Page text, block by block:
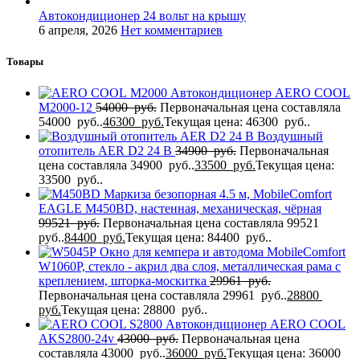
Автокондиционер 24 вольт на крышу
6 апреля, 2026 Нет комментариев
Товары
Автокондиционер AERO COOL
M2000-12 54000руб. Первоначальная цена составляла
54000 руб..46300 руб.Текущая цена: 46300 руб..
Воздушный
отопитель AER D2 24 В 34900руб. Первоначальная
цена составляла 34900 руб..33500 руб.Текущая цена:
33500 руб..
Маркиза безопорная 4.5 м, MobileComfort
EAGLE M450BD, настенная, механическая, чёрная
99521руб. Первоначальная цена составляла 99521
руб..84400 руб.Текущая цена: 84400 руб..
Окно для кемпера и автодома MobileComfort
W1060P, стекло - акрил два слоя, металлическая рама с
креплением, шторка-москитка 29961руб.
Первоначальная цена составляла 29961 руб..28800
руб.Текущая цена: 28800 руб..
Автокондиционер AERO COOL
AKS2800-24v 43000руб. Первоначальная цена
составляла 43000 руб..36000 руб.Текущая цена: 36000